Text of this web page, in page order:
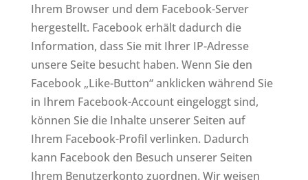
Ihrem Browser und dem Facebook-Server
hergestellt. Facebook erhält dadurch die
Information, dass Sie mit Ihrer IP-Adresse
unsere Seite besucht haben. Wenn Sie den
Facebook „Like-Button“ anklicken während Sie
in Ihrem Facebook-Account eingeloggt sind,
können Sie die Inhalte unserer Seiten auf
Ihrem Facebook-Profil verlinken. Dadurch
kann Facebook den Besuch unserer Seiten
Ihrem Benutzerkonto zuordnen. Wir weisen